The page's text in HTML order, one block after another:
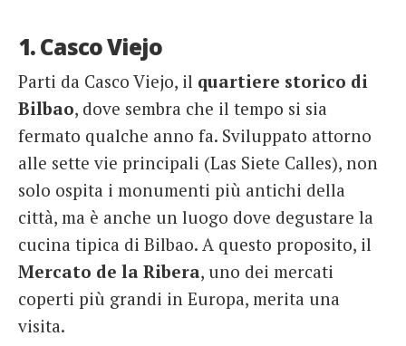
1. Casco Viejo
Parti da Casco Viejo, il quartiere storico di
Bilbao, dove sembra che il tempo si sia
fermato qualche anno fa. Sviluppato attorno
alle sette vie principali (Las Siete Calles), non
solo ospita i monumenti più antichi della
città, ma è anche un luogo dove degustare la
cucina tipica di Bilbao. A questo proposito, il
Mercato de la Ribera, uno dei mercati
coperti più grandi in Europa, merita una
visita.